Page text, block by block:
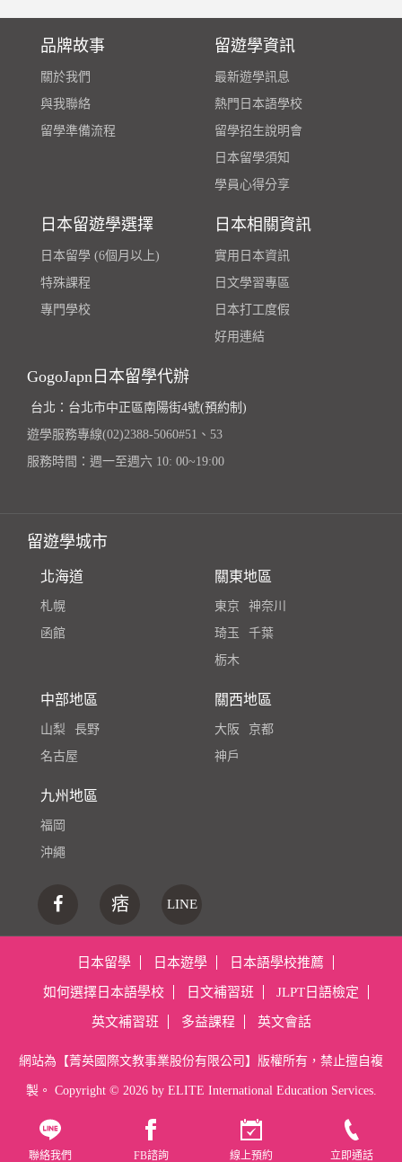
品牌故事
關於我們
與我聯絡
留學準備流程
留遊學資訊
最新遊學訊息
熱門日本語學校
留學招生說明會
日本留學須知
學員心得分享
日本留遊學選擇
日本留學 (6個月以上)
特殊課程
專門學校
日本相關資訊
實用日本資訊
日文學習專區
日本打工度假
好用連結
GogoJapn日本留學代辦
台北：台北市中正區南陽街4號(預約制)
遊學服務專線(02)2388-5060#51、53
服務時間：週一至週六 10: 00~19:00
留遊學城市
北海道
札幌
函館
關東地區
東京
神奈川
琦玉
千葉
栃木
中部地區
山梨
長野
名古屋
關西地區
大阪
京都
神戶
九州地區
福岡
沖繩
痞 LINE
日本留學 日本遊學 日本語學校推薦
如何選擇日本語學校 日文補習班 JLPT日語檢定
英文補習班 多益課程 英文會話
網站為【菁英國際文教事業股份有限公司】版權所有，禁止擅自複
製。 Copyright © 2026 by ELITE International Education Services.
聯絡我們 FB諮詢 線上預約 立即通話